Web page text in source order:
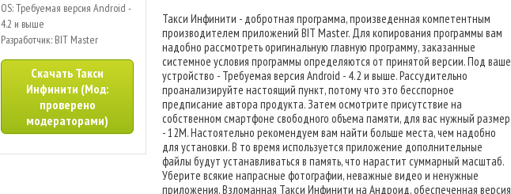
OS: Требуемая версия Android -
4.2 и выше
Разработчик: BIT Master
Скачать Такси
Инфинити (Мод:
проверено
модераторами)
Такси Инфинити - добротная программа, произведенная компетентным
производителем приложений BIT Master. Для копирования программы вам
надобно рассмотреть оригинальную главную программу, заказанные
системное условия программы определяются от принятой версии. Под ваше
устройство - Требуемая версия Android - 4.2 и выше. Рассудительно
проанализируйте настоящий пункт, потому что это бесспорное
предписание автора продукта. Затем осмотрите присутствие на
собственном смартфоне свободного объема памяти, для вас нужный размер
- 12M. Настоятельно рекомендуем вам найти больше места, чем надобно
для установки. В то время используется приложение дополнительные
файлы будут устанавливаться в память, что нарастит суммарный масштаб.
Уберите всякие напрасные фотографии, неважные видео и ненужные
приложения. Взломанная Такси Инфинити на Андроид, обеспеченная версия